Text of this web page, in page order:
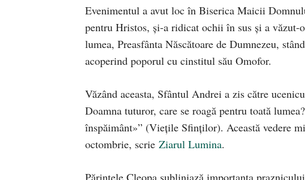
Evenimentul a avut loc în Biserica Maicii
pentru Hristos, și-a ridicat ochii în sus și a văzut-
lumea, Preasfânta Născătoare de Dumnezeu,
acoperind poporul cu cinsti­tul său Omofor.
Văzând aceasta, Sfântul Andrei a zis către
Doamna tuturor, care se roagă pentru toată
înspăimânt»” (Vieţile Sfinţilor). Această vedere
octombrie, scrie Ziarul Lumina.
Părintele Cleopa subliniază importanţa